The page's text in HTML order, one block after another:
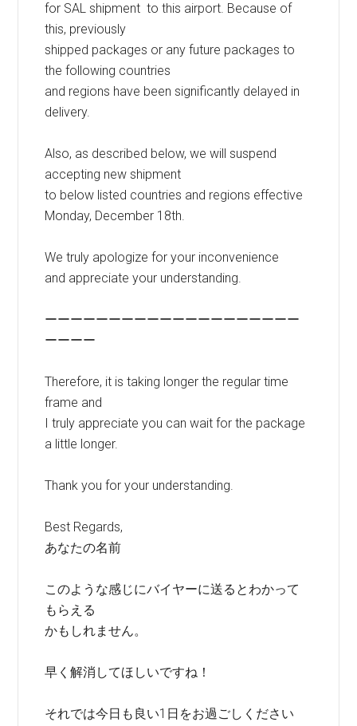
for SAL shipment to this airport. Because of
this, previously
shipped packages or any future packages to
the following countries
and regions have been significantly delayed in
delivery.
Also, as described below, we will suspend
accepting new shipment
to below listed countries and regions effective
Monday, December 18th.
We truly apologize for your inconvenience
and appreciate your understanding.
ーーーーーーーーーーーーーーーーーーーー
ーーーー
Therefore, it is taking longer the regular time
frame and
I truly appreciate you can wait for the package
a little longer.
Thank you for your understanding.
Best Regards,
あなたの名前
このような感じにバイヤーに送るとわかって
もらえる
かもしれません。
早く解消してほしいですね！
それでは今日も良い1日をお過ごしください